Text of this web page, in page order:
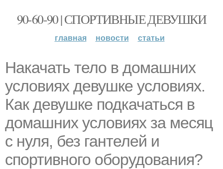
90-60-90 | СПОРТИВНЫЕ ДЕВУШКИ
главная новости статьи
Накачать тело в домашних
условиях девушке условиях.
Как девушке подкачаться в
домашних условиях за месяц
с нуля, без гантелей и
спортивного оборудования?